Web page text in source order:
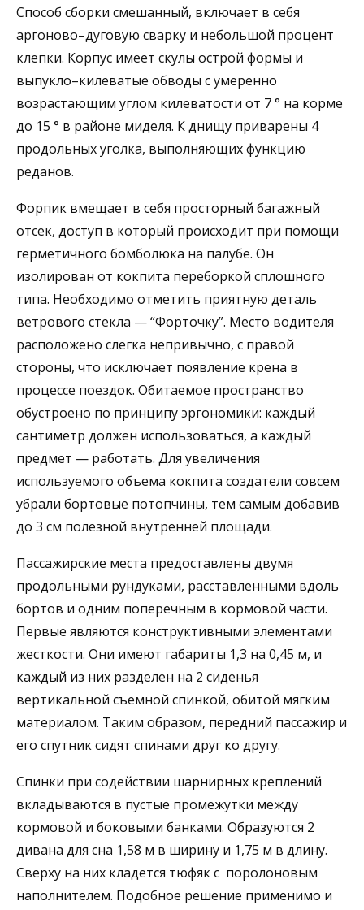
Способ сборки смешанный, включает в себя
аргоново–дуговую сварку и небольшой процент
клепки. Корпус имеет скулы острой формы и
выпукло–килеватые обводы с умеренно
возрастающим углом килеватости от 7 ° на корме
до 15 ° в районе миделя. К днищу приварены 4
продольных уголка, выполняющих функцию
реданов.
Форпик вмещает в себя просторный багажный
отсек, доступ в который происходит при помощи
герметичного бомболюка на палубе. Он
изолирован от кокпита переборкой сплошного
типа. Необходимо отметить приятную деталь
ветрового стекла — “Форточку”. Место водителя
расположено слегка непривычно, с правой
стороны, что исключает появление крена в
процессе поездок. Обитаемое пространство
обустроено по принципу эргономики: каждый
сантиметр должен использоваться, а каждый
предмет — работать. Для увеличения
используемого объема кокпита создатели совсем
убрали бортовые потопчины, тем самым добавив
до 3 см полезной внутренней площади.
Пассажирские места предоставлены двумя
продольными рундуками, расставленными вдоль
бортов и одним поперечным в кормовой части.
Первые являются конструктивными элементами
жесткости. Они имеют габариты 1,3 на 0,45 м, и
каждый из них разделен на 2 сиденья
вертикальной съемной спинкой, обитой мягким
материалом. Таким образом, передний пассажир и
его спутник сидят спинами друг ко другу.
Спинки при содействии шарнирных креплений
вкладываются в пустые промежутки между
кормовой и боковыми банками. Образуются 2
дивана для сна 1,58 м в ширину и 1,75 м в длину.
Сверху на них кладется тюфяк с поролоновым
наполнителем. Подобное решение применимо и